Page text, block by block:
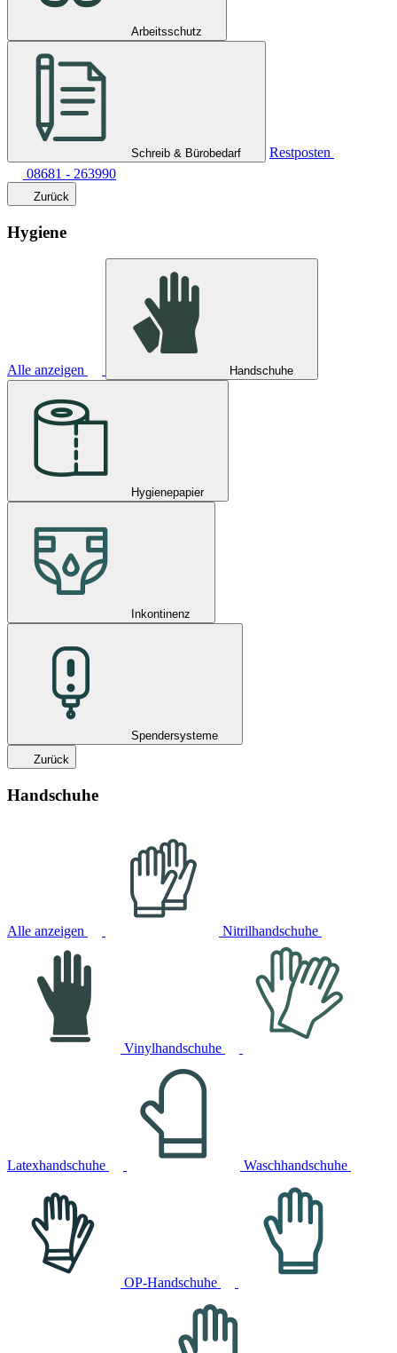
Arbeitsschutz
Schreib & Bürobedarf
Restposten
08681 - 263990
Zurück
Hygiene
Alle anzeigen Handschuhe
Hygienepapier
Inkontinenz
Spendersysteme
Zurück
Handschuhe
Alle anzeigen Nitrilhandschuhe
Vinylhandschuhe
Latexhandschuhe Waschhandschuhe
OP-Handschuhe